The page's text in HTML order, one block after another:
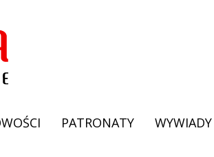
PATRONATY WYWIADY